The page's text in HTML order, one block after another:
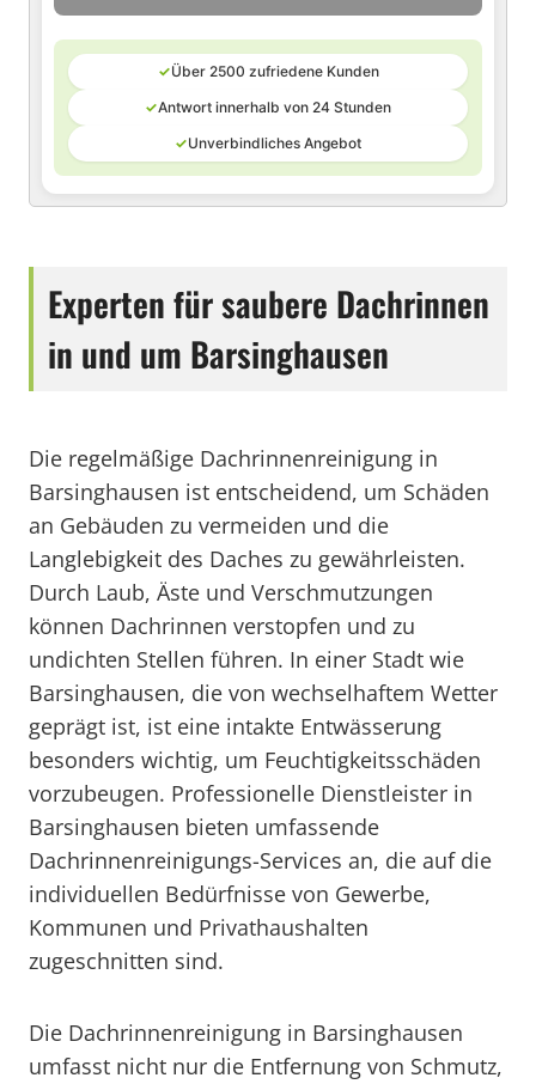
✓Über 2500 zufriedene Kunden
✓Antwort innerhalb von 24 Stunden
✓Unverbindliches Angebot
Experten für saubere Dachrinnen
in und um Barsinghausen
Die regelmäßige Dachrinnenreinigung in
Barsinghausen ist entscheidend, um Schäden
an Gebäuden zu vermeiden und die
Langlebigkeit des Daches zu gewährleisten.
Durch Laub, Äste und Verschmutzungen
können Dachrinnen verstopfen und zu
undichten Stellen führen. In einer Stadt wie
Barsinghausen, die von wechselhaftem Wetter
geprägt ist, ist eine intakte Entwässerung
besonders wichtig, um Feuchtigkeitsschäden
vorzubeugen. Professionelle Dienstleister in
Barsinghausen bieten umfassende
Dachrinnenreinigungs-Services an, die auf die
individuellen Bedürfnisse von Gewerbe,
Kommunen und Privathaushalten
zugeschnitten sind.
Die Dachrinnenreinigung in Barsinghausen
umfasst nicht nur die Entfernung von Schmutz,